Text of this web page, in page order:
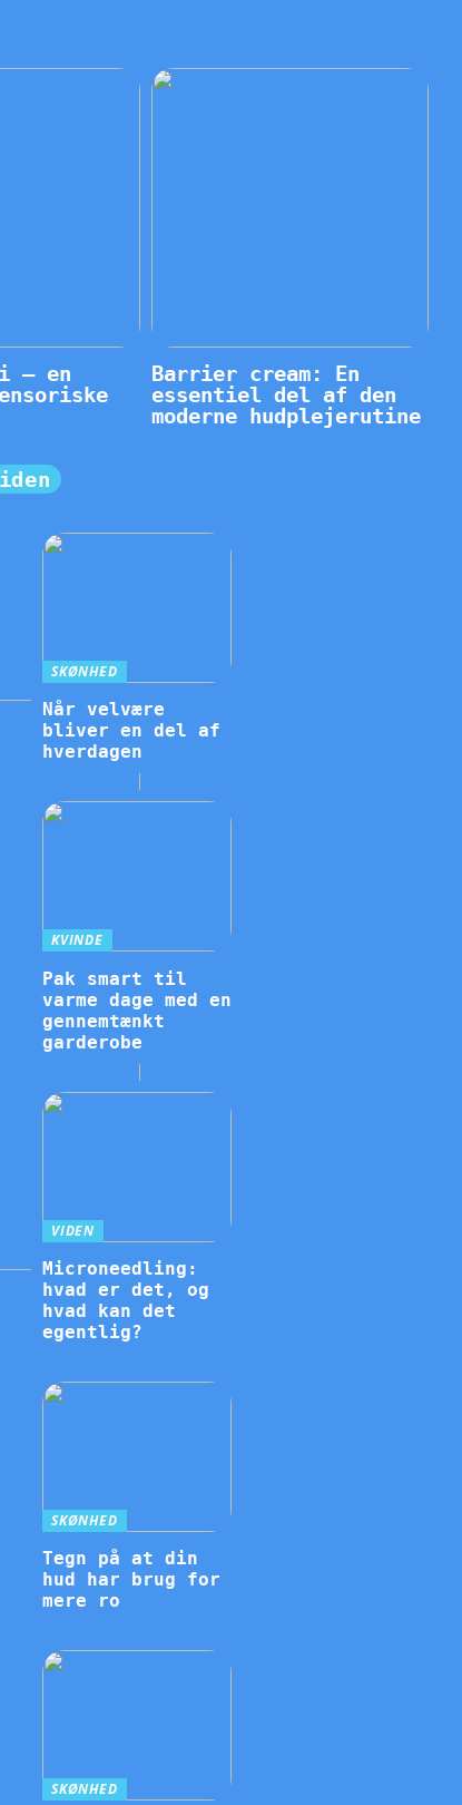
– en
Barrier cream: En
essentiel del af den
moderne hudplejerutine
SKØNHED
Når velvære
bliver en del af
hverdagen
KVINDE
Pak smart til
varme dage med en
gennemtænkt
garderobe
VIDEN
Microneedling:
hvad er det, og
hvad kan det
egentlig?
SKØNHED
Tegn på at din
hud har brug for
mere ro
SKØNHED